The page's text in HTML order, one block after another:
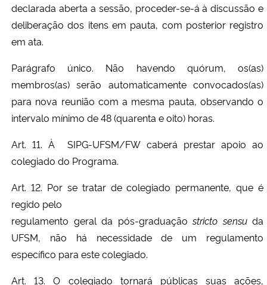
declarada aberta a sessão, proceder-se-á à discussão e
deliberação dos itens em pauta, com posterior registro
em ata.
Parágrafo único. Não havendo quórum, os(as)
membros(as) serão automaticamente convocados(as)
para nova reunião com a mesma pauta, observando o
intervalo mínimo de 48 (quarenta e oito) horas.
Art. 11. À SIPG-UFSM/FW caberá prestar apoio ao
colegiado do Programa.
Art. 12. Por se tratar de colegiado permanente, que é
regido pelo
regulamento geral da pós-graduaçãostricto sensuda
UFSM, não há necessidade de um regulamento
específico para este colegiado.
Art. 13. O colegiado tornará públicas suas ações,